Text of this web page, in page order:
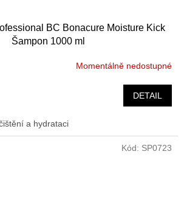
BC Bonacure Moisture Kick
Šampon 1000 ml
Momentálně nedostupné
DETAIL
a hydrataci
Kód: SP0723